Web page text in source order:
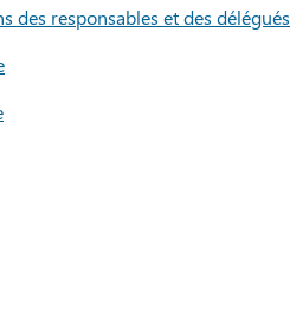
des responsables et des délégués